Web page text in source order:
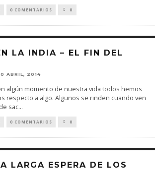
0 COMENTARIOS 0
LA INDIA – EL FIN DEL
ABRIL, 2014
algún momento de nuestra vida todos hemos
respecto a algo. Algunos se rinden cuando ven
sac...
0 COMENTARIOS 0
LARGA ESPERA DE LOS